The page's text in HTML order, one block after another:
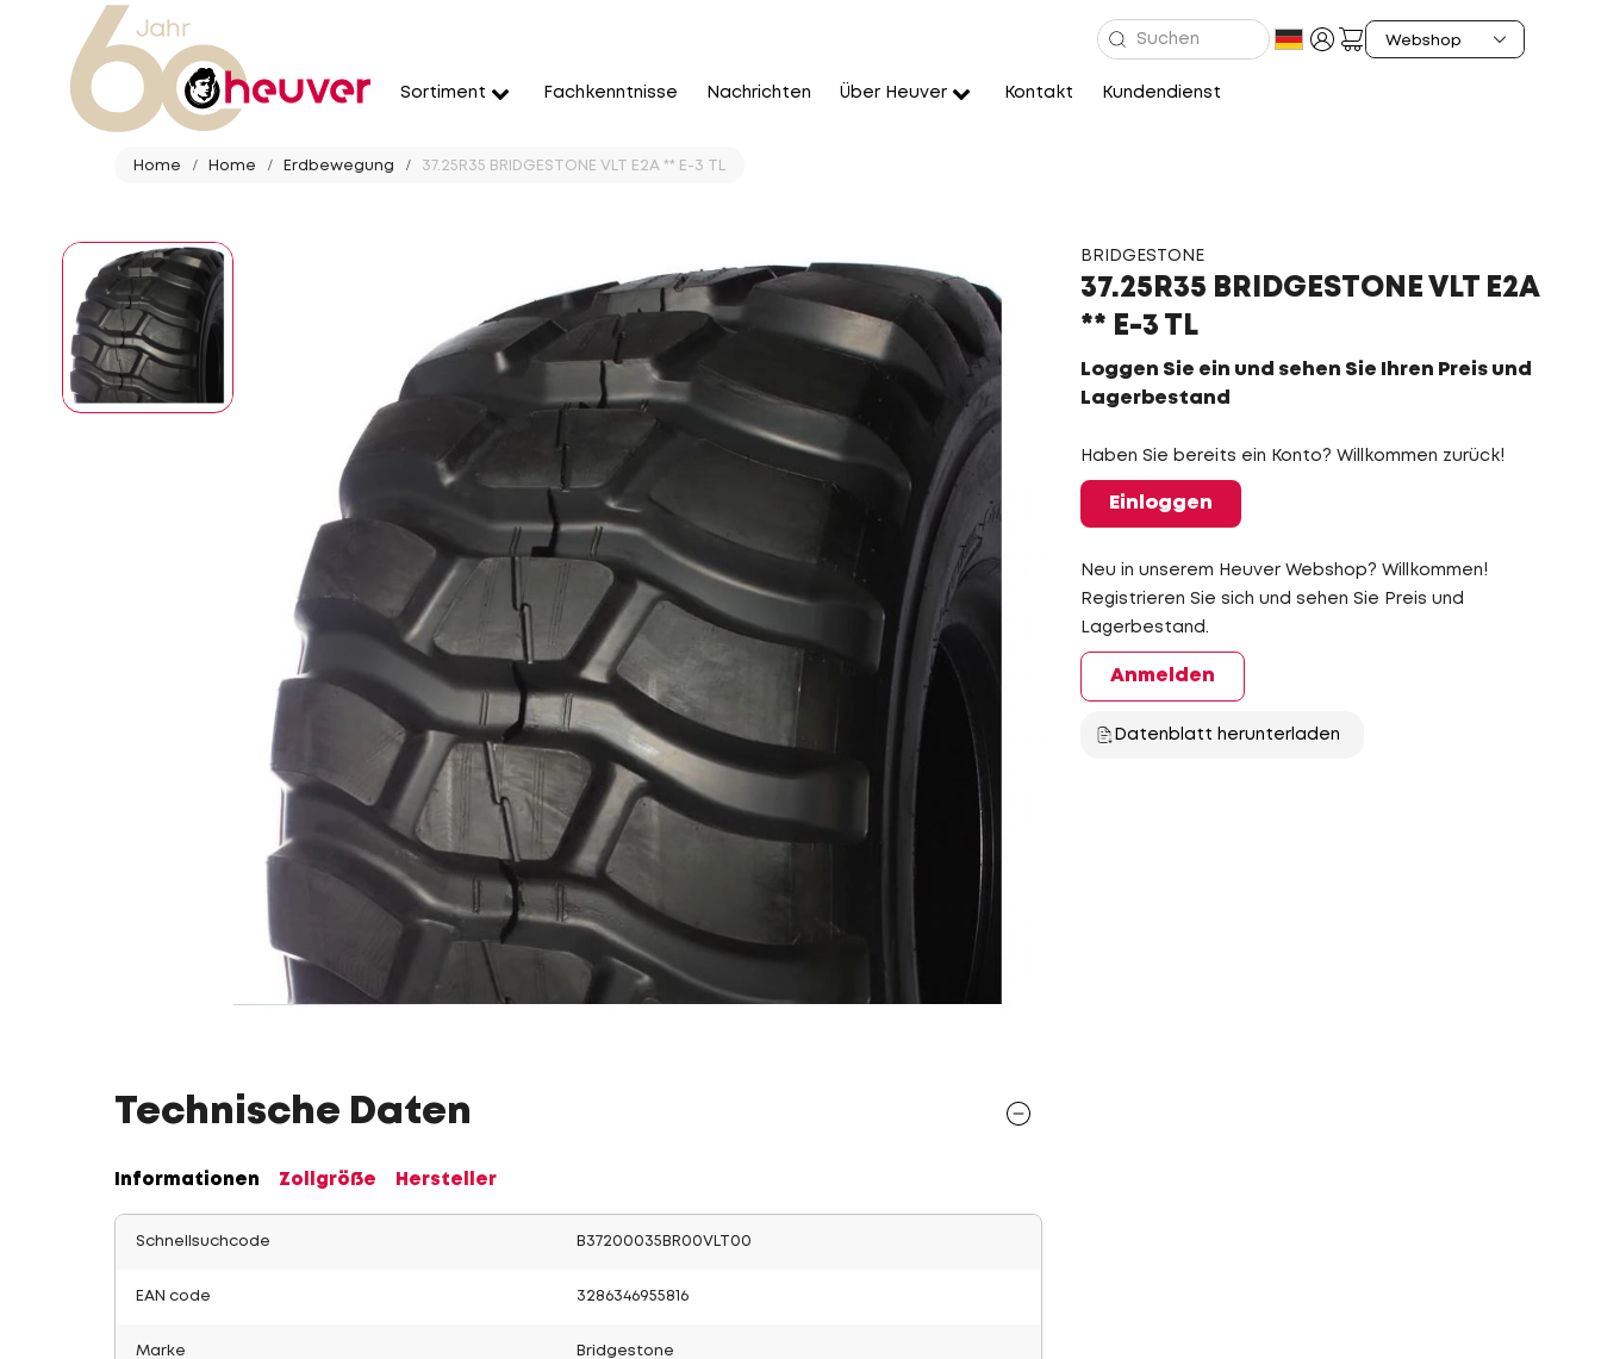
Sortiment Fachkenntnisse Nachrichten Über Heuver Kontakt Kundendienst
Home Home Erdbewegung 37.25R35 BRIDGESTONE VLT E2A ** E-3 TL
BRIDGESTONE
37.25R35 BRIDGESTONE VLT E2A
** E-3 TL
Loggen Sie ein und sehen Sie Ihren Preis und
Lagerbestand
Haben Sie bereits ein Konto? Willkommen zurück!
Einloggen
Neu in unserem Heuver Webshop? Willkommen!
Registrieren Sie sich und sehen Sie Preis und
Lagerbestand.
Anmelden
Datenblatt herunterladen
Technische Daten
Informationen Zollgröße Hersteller
Schnellsuchcode B37200035BR00VLT00
EAN code 3286346955816
Marke Bridgestone